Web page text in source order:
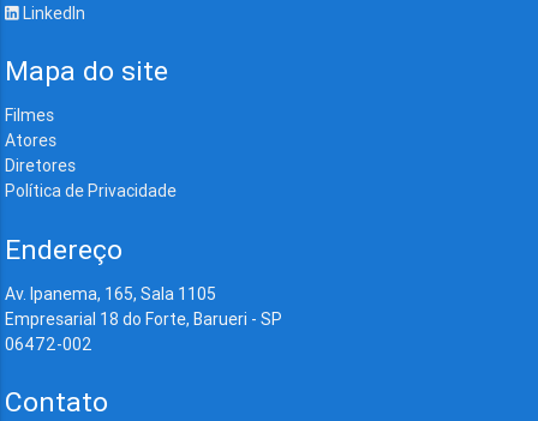
LinkedIn
Mapa do site
Filmes
Atores
Diretores
Política de Privacidade
Endereço
Av. Ipanema, 165, Sala 1105
Empresarial 18 do Forte, Barueri - SP
06472-002
Contato